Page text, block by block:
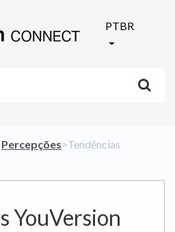
PTBR
​Percepções​>​ Tendências
YouVersion